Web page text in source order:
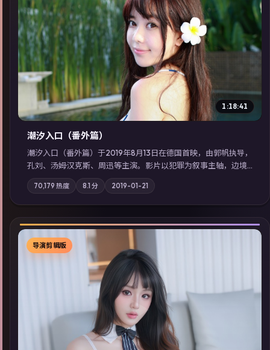
▶
1:18:41
潮汐入口（番外篇）
潮汐入口（番外篇）于2019年8月13日在德国首映，由郭帆执导，
孔刘、汤姆·汉克斯、周迅等主演。影片以犯罪为叙事主轴，边境
小镇的平静被一封匿名信彻底打破；摄影与配乐强化地域气质；
站内亦可通过「国产免费观看高清电视剧在线看」延展检索同类
型高分佳作，畅享高清在线追剧体验。
70,179 热度 8.1 分 2019-01-21
▶
导演剪辑版